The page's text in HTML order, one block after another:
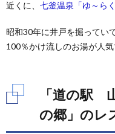
近くに、 七釜温泉「ゆ～らく
昭和30年に井戸を掘ってい
100％かけ流しのお湯が人気
「道の駅
の郷」のレ